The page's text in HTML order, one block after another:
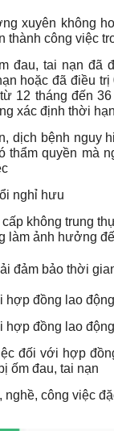
xuyên không
thành công việc
đau, tai nạn đã
hoặc đã điều
12 tháng đến
xác định thời
dịch bệnh nguy
thẩm quyền mà
nghỉ hưu
không trung
làm ảnh hưởng
đảm bảo thời
hợp đồng lao
hợp đồng lao
đối với hợp
ốm đau, tai nạn
công việc